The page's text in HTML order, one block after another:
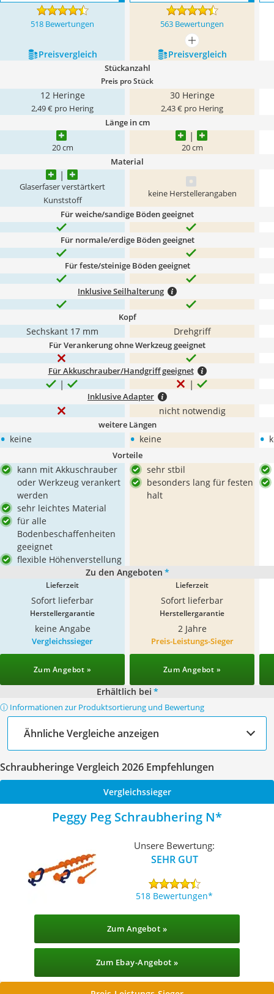
518 Bewertungen 563 Bewertungen
mehr anzeigen
Preis­vergleich
Preis­vergleich
Stückanzahl
Preis pro Stück
12 Heringe
2,49 € pro Hering
30 Heringe
2,43 € pro Hering
Länge in cm
20 cm 20 cm
Material
Glaserfaser verstärtkert
Kunststoff
keine Herstellerangaben
Für weiche/sandige Böden geeignet
Für normale/erdige Böden geeignet
Für feste/steinige Böden geeignet
Inklusive Seilhalterung
Kopf
Sechskant 17 mm Drehgriff
Für Verankerung ohne Werkzeug geeignet
Für Akkuschrauber/Handgriff geeignet
Inklusive Adapter
nicht notwendig
weitere Längen
• keine • keine •
Vorteile
kann mit Akkuschrauber
oder Werkzeug verankert
werden
sehr leichtes Material
für alle
Bodenbeschaffenheiten
geeignet
flexible Höhenverstellung
sehr stbil
besonders lang für festen
halt
Zu den Angeboten *
Lieferzeit
Sofort lieferbar
Lieferzeit
Sofort lieferbar
Herstellergarantie
keine Angabe
Herstellergarantie
2 Jahre
Vergleichssieger
Zum Angebot »
Preis-Leistungs-Sieger
Zum Angebot »
Erhältlich bei *
ⓘ Informationen zur Produktsortierung und Bewertung
Ähnliche Vergleiche anzeigen
Schraubheringe Vergleich 2026 Empfehlungen
Vergleichssieger
Peggy Peg Schraubhering N
Unsere Bewertung:
SEHR GUT
518 Bewertungen
Zum Angebot »
Zum Ebay-Angebot »